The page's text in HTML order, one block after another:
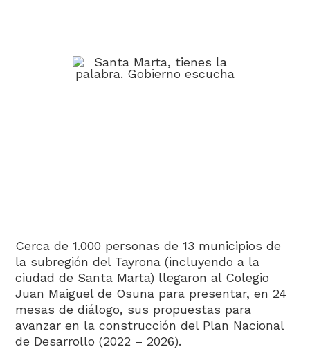
Análisis
Cerca de 1.000 personas de 13 municipios de
la subregión del Tayrona (incluyendo a la
ciudad de Santa Marta) llegaron al Colegio
Juan Maiguel de Osuna para presentar, en 24
mesas de diálogo, sus propuestas para
avanzar en la construcción del Plan Nacional
de Desarrollo (2022 – 2026)​.​​​​​​​